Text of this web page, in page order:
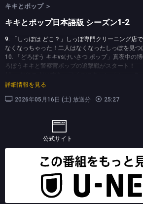
キキとポップ ＞
キキとポップ日本語版 シーズン1-2
9. 「しっぽは どこ？」しっぽ専門クリーニング店
なくなっちゃった！二人はなくなったしっぽを見つ
10. 「どろぼう キキvsけいさつ ポップ」真夜中の
ろぼうキキと警察官ポップの追撃戦がスタート！
を食べていたキキとポップだけど、ママとパパに見
12. 「いない いない ばあ」泣いているプリンちゃん
13.「ドキドキ モンスター」闇の中から謎の影が登
キキとポップは無事に逃げられるかな？
ちゃった！キキとポップは一生けんめい直そうとす
な？はたしてハンプティダンプティを助けられるか
15. 「キキ vs ポップ どっちが すごい？」子猫のキ
がすごい？猫チームと犬チームの楽しい勝負がはじ
16.「ごひきの こいぬ」キキとポップが、かわいい
戦！でも、目を離したすきに絵の具のバケツに落ち
詳細情報を見る
2026年05月16日 (土) 放送分 25:27
公式サイト